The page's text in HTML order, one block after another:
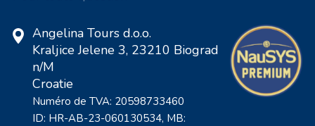
Angelina Tours d.o.o.
Kraljice Jelene 3, 23210 Biograd
n/M
Croatie
Numéro de TVA: 20598733460
ID: HR-AB-23-060130534, MB: